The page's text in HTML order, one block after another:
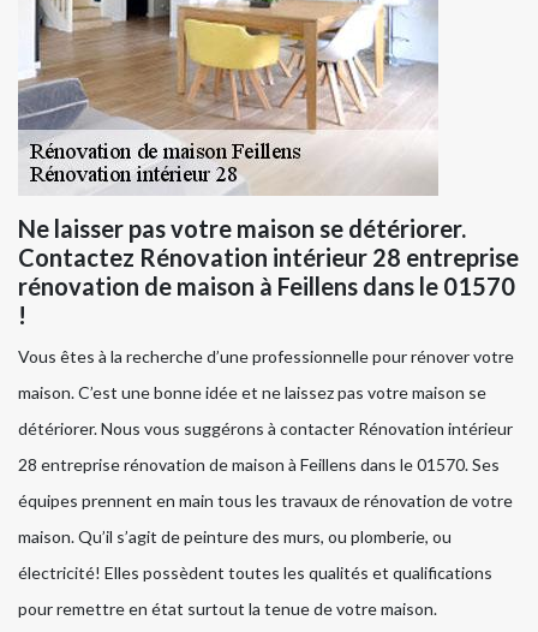
Ne laisser pas votre maison se détériorer.
Contactez Rénovation intérieur 28 entreprise
rénovation de maison à Feillens dans le 01570
!
Vous êtes à la recherche d’une professionnelle pour rénover votre
maison. C’est une bonne idée et ne laissez pas votre maison se
détériorer. Nous vous suggérons à contacter Rénovation intérieur
28 entreprise rénovation de maison à Feillens dans le 01570. Ses
équipes prennent en main tous les travaux de rénovation de votre
maison. Qu’il s’agit de peinture des murs, ou plomberie, ou
électricité! Elles possèdent toutes les qualités et qualifications
pour remettre en état surtout la tenue de votre maison.